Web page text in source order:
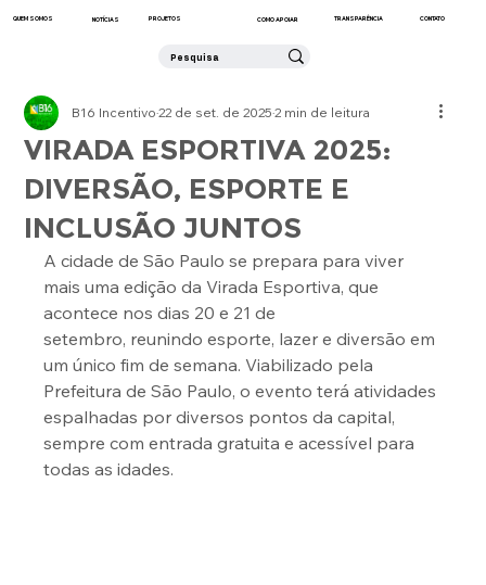
TRANSPARÊNCIA
COMO APOIAR
PROJETOS
NOTÍCIAS
QUEM SOMOS CONTATO
VIRADA ESPORTIVA 2025:
DIVERSÃO, ESPORTE E
INCLUSÃO JUNTOS
B16 Incentivo22 de set. de 20252 min de leitura
A cidade de São Paulo se prepara para viver
mais uma edição da Virada Esportiva, que
acontece nos dias 20 e 21 de
setembro, reunindo esporte, lazer e diversão em
um único fim de semana. Viabilizado pela
Prefeitura de São Paulo, o evento terá atividades
espalhadas por diversos pontos da capital,
sempre com entrada gratuita e acessível para
todas as idades.